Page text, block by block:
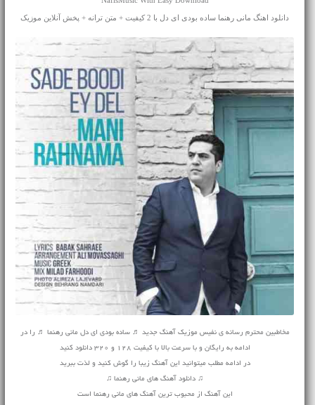
دانلود اهنگ مانی رهنما ساده بودی ای دل با 2 کیفیت + متن ترانه + پخش آنلاین موزیک
مخاطبین محترم رسانه ی نفیس موزیک آهنگ جدید ♬ ساده بودی ای دل مانی رهنما ♬ را در
ادامه به رایگان و با سرعت بالا با کیفیت 128 و 320 دانلود کنید
در ادامه مطلب میتوانید این آهنگ زیبا را گوش کنید و لذت ببرید
♫ دانلود آهنگ های مانی رهنما ♫
این آهنگ از محبوب ترین آهنگ های مانی رهنما است